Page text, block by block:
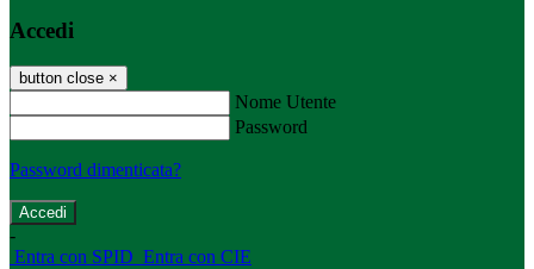
Accedi
button close ×
Nome Utente
Password
Password dimenticata?
-
Entra con SPID Entra con CIE